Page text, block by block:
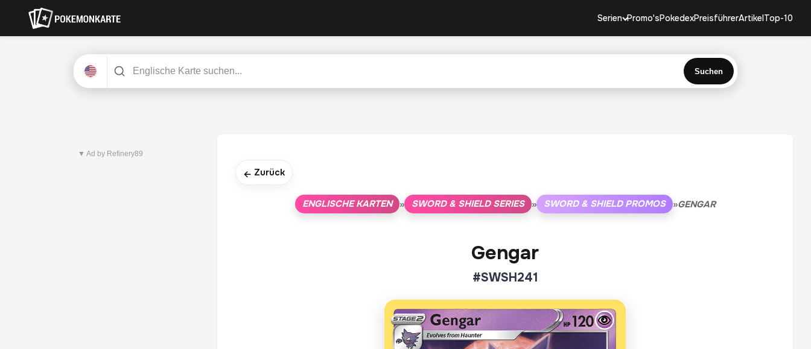
Serien Promo'sPokedexPreisführerArtikelTop-10
Suchen
▼ Ad by Refinery89
← Zurück
ENGLISCHE KARTEN » SWORD & SHIELD SERIES » SWORD & SHIELD PROMOS »GENGAR
Gengar
#SWSH241